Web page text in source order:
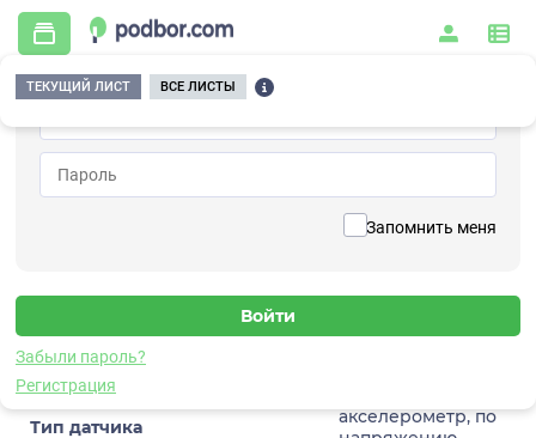
Запомнить меня
Забыли пароль?
Регистрация
ТЕКУЩИЙ ЛИСТ ВСЕ ЛИСТЫ
Главная / Контрольно-измерительные приборы и автоматика / Датчики /
Виброускорения / 1V122TB-10
Датчик виброускорения
Характеристики
Тип датчика
акселерометр, по